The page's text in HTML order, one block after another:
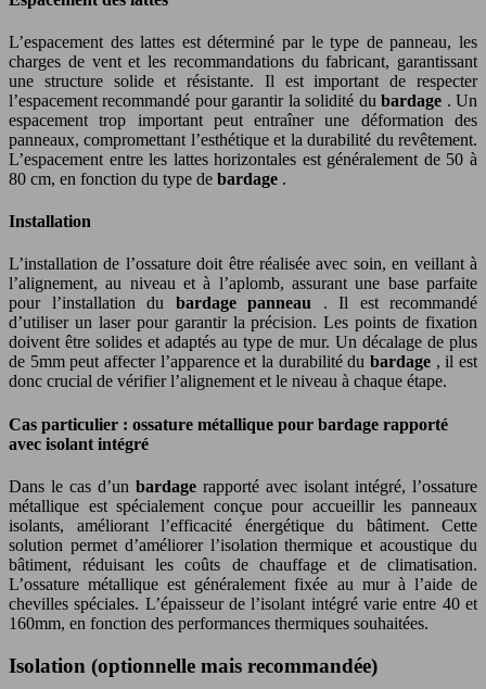
L’espacement des lattes est déterminé par le type de panneau, les
charges de vent et les recommandations du fabricant, garantissant
une structure solide et résistante. Il est important de respecter
l’espacement recommandé pour garantir la solidité dubardage . Un
espacement trop important peut entraîner une déformation des
panneaux, compromettant l’esthétique et la durabilité du revêtement.
L’espacement entre les lattes horizontales est généralement de 50 à
80 cm, en fonction du type de bardage .
Installation
L’installation de l’ossature doit être réalisée avec soin, en veillant à
l’alignement, au niveau et à l’aplomb, assurant une base parfaite
pour l’installation du bardage panneau . Il est recommandé
d’utiliser un laser pour garantir la précision. Les points de fixation
doivent être solides et adaptés au type de mur. Un décalage de plus
de 5mm peut affecter l’apparence et la durabilité du bardage , il est
donc crucial de vérifier l’alignement et le niveau à chaque étape.
Cas particulier : ossature métallique pour bardage rapporté
avec isolant intégré
Dans le cas d’un bardage rapporté avec isolant intégré, l’ossature
métallique est spécialement conçue pour accueillir les panneaux
isolants, améliorant l’efficacité énergétique du bâtiment. Cette
solution permet d’améliorer l’isolation thermique et acoustique du
bâtiment, réduisant les coûts de chauffage et de climatisation.
L’ossature métallique est généralement fixée au mur à l’aide de
chevilles spéciales. L’épaisseur de l’isolant intégré varie entre 40 et
160mm, en fonction des performances thermiques souhaitées.
Isolation (optionnelle mais recommandée)